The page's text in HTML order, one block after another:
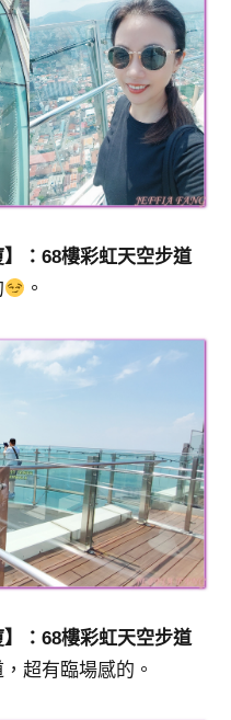
：68樓彩虹天空步道
。
：68樓彩虹天空步道
超有臨場感的。